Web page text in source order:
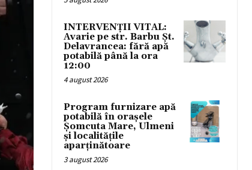
INTERVENȚII VITAL:
Avarie pe str. Barbu Șt.
Delavrancea: fără apă
potabilă până la ora
12:00
4 august 2026
Program furnizare apă
potabilă în orașele
Șomcuta Mare, Ulmeni
și localitățile
aparținătoare
3 august 2026